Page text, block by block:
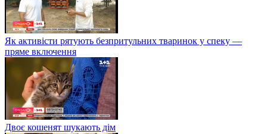
Як активісти рятують безпритульних тваринок у спеку —
пряме включення
Двоє кошенят шукають дім